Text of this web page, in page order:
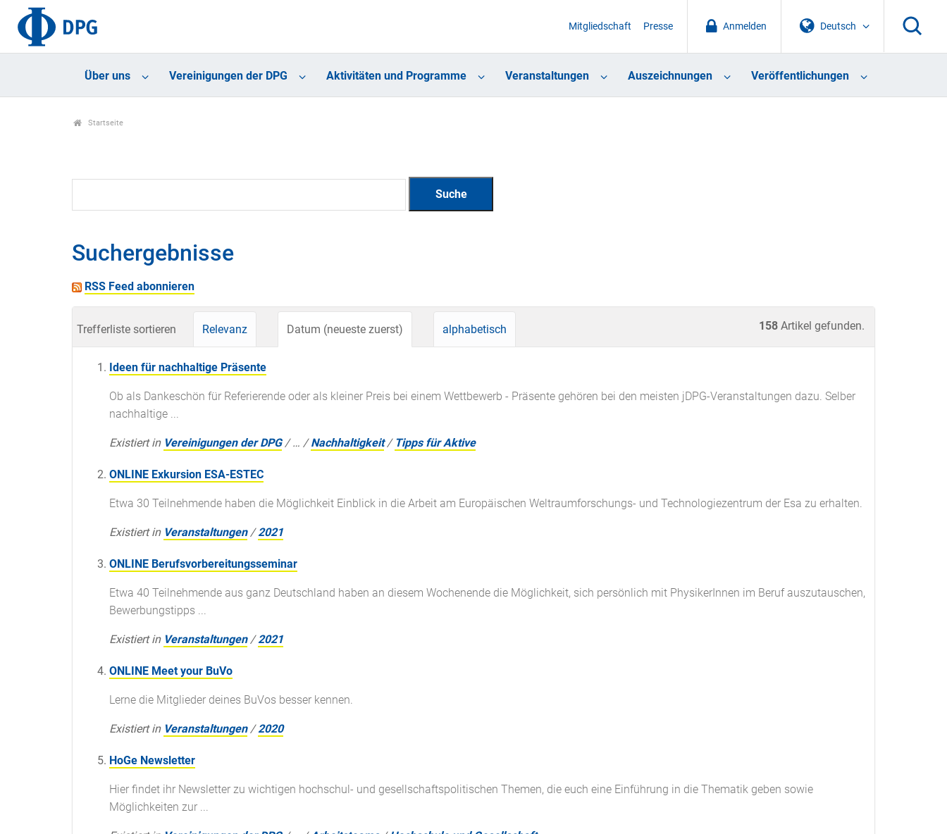
Deutsch
Anmelden
Mitgliedschaft Presse
Über uns Vereinigungen der DPG Aktivitäten und Programme Veranstaltungen Auszeichnungen Veröffentlichungen
Startseite
Suchergebnisse
RSS Feed abonnieren
158 Artikel gefunden.
Trefferliste sortieren Relevanz Datum (neueste zuerst) alphabetisch
Ideen für nachhaltige Präsente
Ob als Dankeschön für Referierende oder als kleiner Preis bei einem Wettbewerb - Präsente gehören bei den meisten jDPG-Veranstaltungen dazu. Selber
nachhaltige ...
Existiert in Vereinigungen der DPG /… /Nachhaltigkeit / Tipps für Aktive
ONLINE Exkursion ESA-ESTEC
Etwa 30 Teilnehmende haben die Möglichkeit Einblick in die Arbeit am Europäischen Weltraumforschungs- und Technologiezentrum der Esa zu erhalten.
Existiert in Veranstaltungen /2021
ONLINE Berufsvorbereitungsseminar
Etwa 40 Teilnehmende aus ganz Deutschland haben an diesem Wochenende die Möglichkeit, sich persönlich mit PhysikerInnen im Beruf auszutauschen,
Bewerbungstipps ...
Existiert in Veranstaltungen /2021
ONLINE Meet your BuVo
Lerne die Mitglieder deines BuVos besser kennen.
Existiert in Veranstaltungen /2020
HoGe Newsletter
Hier findet ihr Newsletter zu wichtigen hochschul- und gesellschaftspolitischen Themen, die euch eine Einführung in die Thematik geben sowie
Möglichkeiten zur ...